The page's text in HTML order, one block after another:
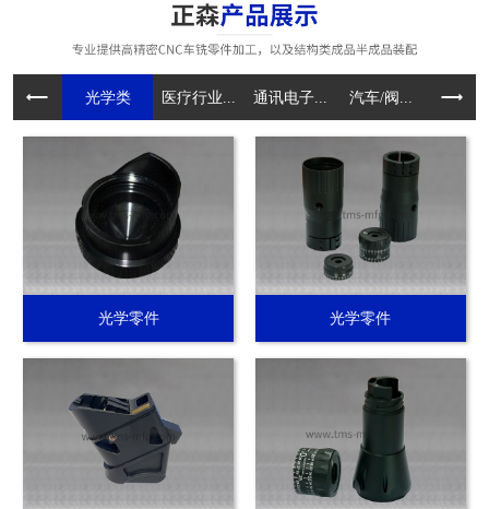
光学类 医疗行业... 通讯电子... 汽车/阀... 电动工
光学零件 光学零件